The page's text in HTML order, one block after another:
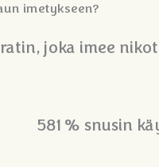
imetykseen?
joka imee
581 % snusin